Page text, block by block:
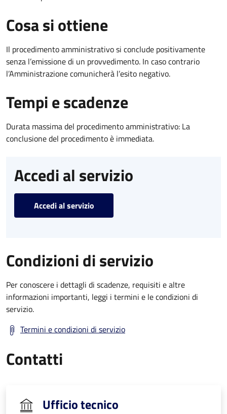
Cosa si ottiene
Il procedimento amministrativo si conclude positivamente
senza l’emissione di un provvedimento. In caso contrario
l’Amministrazione comunicherà l’esito negativo.
Tempi e scadenze
Durata massima del procedimento amministrativo: La
conclusione del procedimento è immediata.
Accedi al servizio
Accedi al servizio
Condizioni di servizio
Per conoscere i dettagli di scadenze, requisiti e altre
informazioni importanti, leggi i termini e le condizioni di
servizio.
Termini e condizioni di servizio
Contatti
Ufficio tecnico